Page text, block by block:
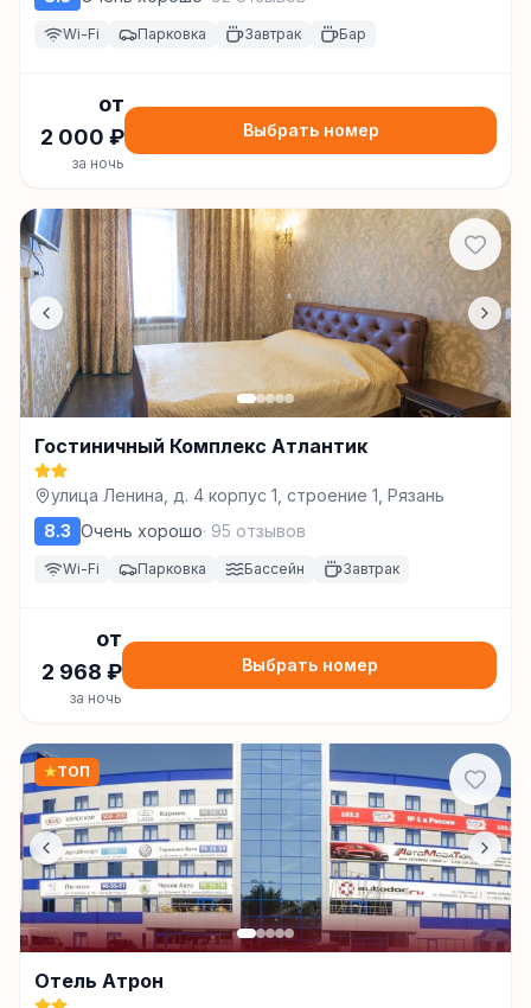
Wi-Fi Парковка Завтрак Бар
от
2 000 ₽
за ночь
Выбрать номер
Гостиничный Комплекс Атлантик
улица Ленина, д. 4 корпус 1, строение 1, Рязань
8.3 Очень хорошо· 95 отзывов
Wi-Fi Парковка Бассейн Завтрак
от
2 968 ₽
за ночь
Выбрать номер
★ТОП
Отель Атрон